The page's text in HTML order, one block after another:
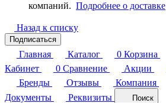
компаний. Подробнее о доставке
Назад к списку
Подписаться
Главная Каталог 0 Корзина
Кабинет
0 Сравнение Акции
Бренды
Отзывы Компания
Документы
Реквизиты Поиск